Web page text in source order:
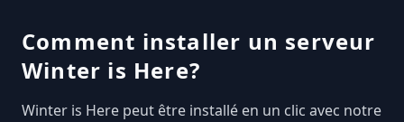
Comment installer un serveur
Winter is Here?
Winter is Here peut être installé en un clic avec notre